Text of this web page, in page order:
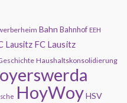
Bahn Bahnhof EEH
Lausitz FC Lausitz
Haushaltskonsolidierung
HoyWoyHSV